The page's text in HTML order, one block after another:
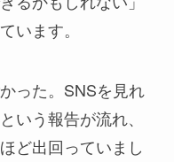
います。
った。SNSを見れ
いう報告が流れ、
ど出回っていまし